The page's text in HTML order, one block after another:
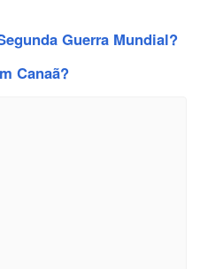
Guerra Mundial?
Canaã?